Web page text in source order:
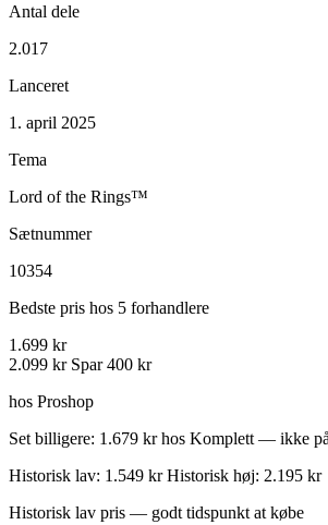
Antal dele
2.017
Lanceret
1. april 2025
Tema
Lord of the Rings™
Sætnummer
10354
Bedste pris hos 5 forhandlere
1.699 kr
2.099 kr Spar 400 kr
hos Proshop
Set billigere: 1.679 kr hos Komplett — ikke
Historisk lav: 1.549 kr Historisk høj: 2.195 kr
Historisk lav pris — godt tidspunkt at købe